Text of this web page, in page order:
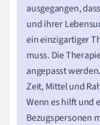
ausgegangen,
und ihrer
ein einzigartiger
muss. Die
angepasst
Zeit, Mittel und
Wenn es hilft und
Bezugspersonen